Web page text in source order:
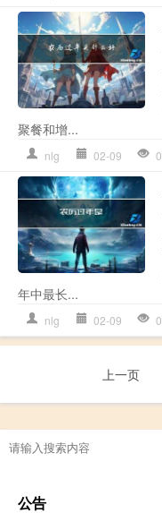
聚餐和增...
nlg 02-09 0
年中最长...
nlg 02-09 0
上一页
公告